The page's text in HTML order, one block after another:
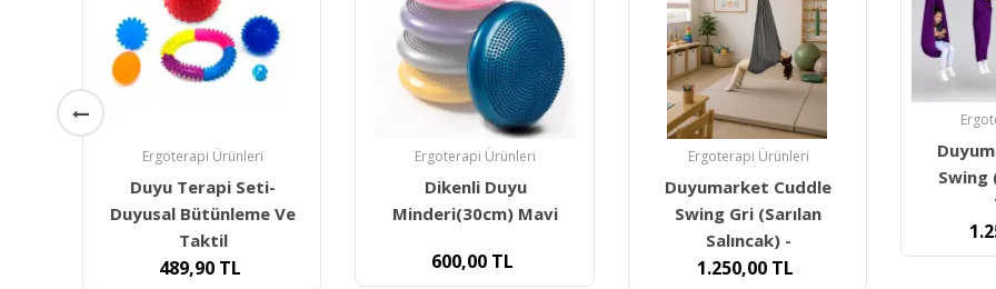
Ergoterapi Ürünleri
Dikenli Duyu
Minderi(30cm) Mavi
600,00 TL
Ergoterapi Ürünleri
Duyumarket Cuddle
Swing Gri (Sarılan
1.250,00 TL
Ergoterapi Ürünleri
Duyumarket Cuddle
Swing (Sarılan Duyu
Terapi
1.250,00TL
Swing